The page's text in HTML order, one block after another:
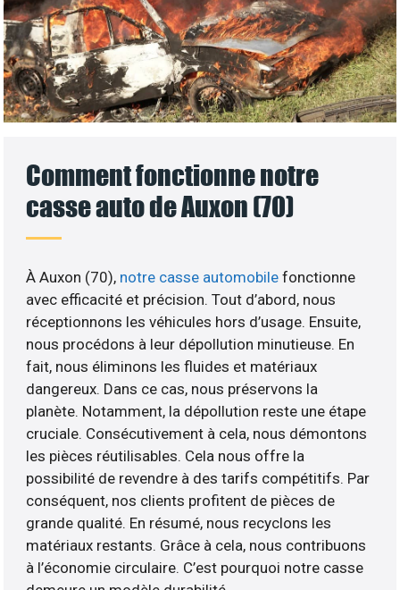
Comment fonctionne notre
casse auto de Auxon (70)
À Auxon (70), notre casse automobilefonctionne
avec efficacité et précision. Tout d’abord, nous
réceptionnons les véhicules hors d’usage. Ensuite,
nous procédons à leur dépollution minutieuse. En
fait, nous éliminons les fluides et matériaux
dangereux. Dans ce cas, nous préservons la
planète. Notamment, la dépollution reste une étape
cruciale. Consécutivement à cela, nous démontons
les pièces réutilisables. Cela nous offre la
possibilité de revendre à des tarifs compétitifs. Par
conséquent, nos clients profitent de pièces de
grande qualité. En résumé, nous recyclons les
matériaux restants. Grâce à cela, nous contribuons
à l’économie circulaire. C’est pourquoi notre casse